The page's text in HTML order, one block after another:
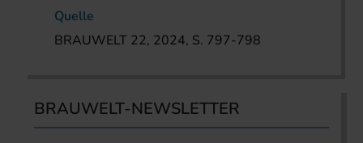
Quelle
BRAUWELT 22, 2024, S. 797-798
BRAUWELT-NEWSLETTER